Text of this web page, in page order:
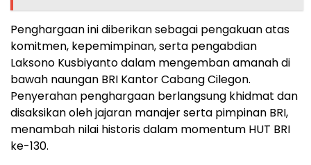
Penghargaan ini diberikan sebagai pengakuan atas
komitmen, kepemimpinan, serta pengabdian
Laksono Kusbiyanto dalam mengemban amanah di
bawah naungan BRI Kantor Cabang Cilegon.
Penyerahan penghargaan berlangsung khidmat dan
disaksikan oleh jajaran manajer serta pimpinan BRI,
menambah nilai historis dalam momentum HUT BRI
ke-130.